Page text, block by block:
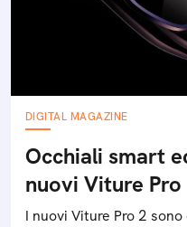
DIGITAL MAGAZINE
Occhiali smart
nuovi Viture Pro
I nuovi Viture Pro 2